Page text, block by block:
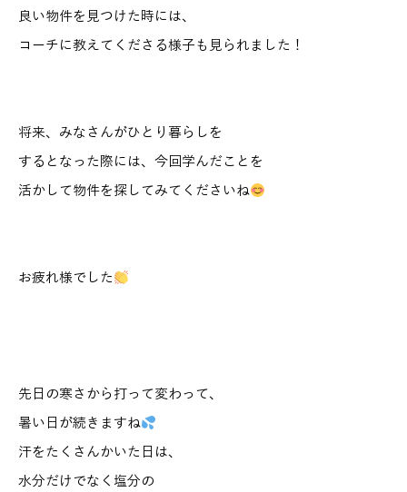
良い物件を見つけた時には、
コーチに教えてくださる様子も見られました！
将来、みなさんがひとり暮らしを
するとなった際には、今回学んだことを
活かして物件を探してみてくださいね
お疲れ様でした
先日の寒さから打って変わって、
暑い日が続きますね
汗をたくさんかいた日は、
水分だけでなく塩分の